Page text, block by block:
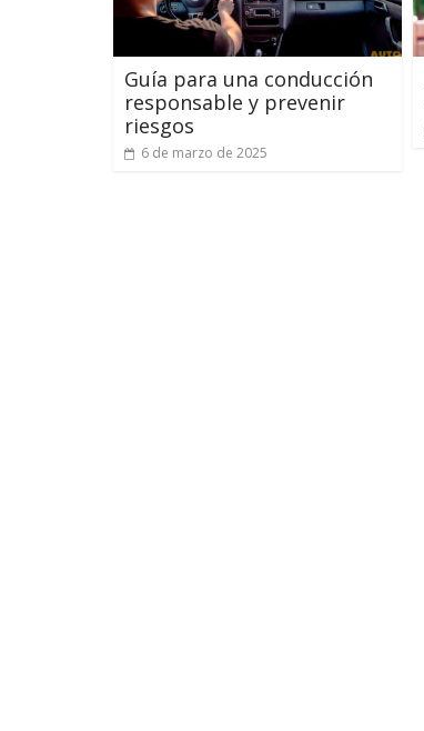
Guía para una conducción
responsable y prevenir
riesgos
6 de marzo de 2025